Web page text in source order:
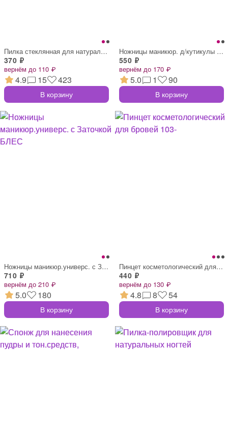
Пилка стеклянная для натуральных ногтей
370 ₽
вернём до 110 ₽
4.9 15 423
В корзину
Ножницы маникюр. д/кутикулы БЛЕСТЯЩИЕ 10
550 ₽
вернём до 170 ₽
5.0 1 90
В корзину
Ножницы маникюр.универс. с Заточкой БЛЕС
710 ₽
вернём до 210 ₽
5.0 180
В корзину
Пинцет косметологический для бровей 103-
440 ₽
вернём до 130 ₽
4.8 8 54
В корзину